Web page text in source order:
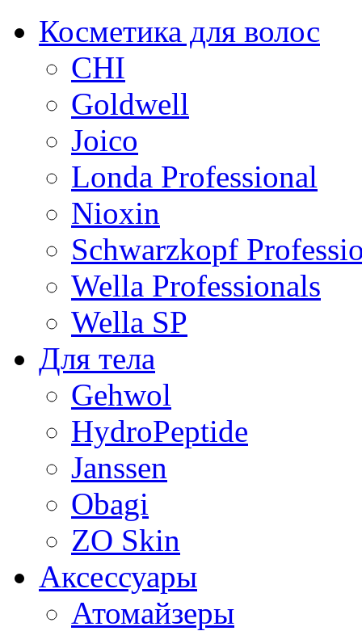
Косметика для волос
CHI
Goldwell
Joico
Londa Professional
Nioxin
Schwarzkopf
Wella Professionals
Wella SP
Для тела
Gehwol
HydroPeptide
Janssen
Obagi
ZO Skin
Aксессуары
Атомайзеры